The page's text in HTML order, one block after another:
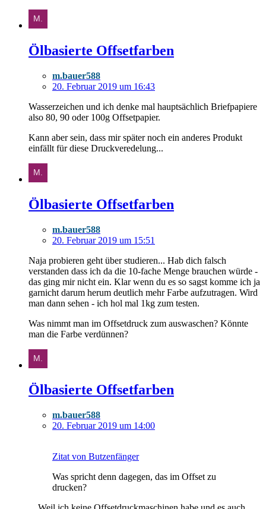
Ölbasierte Offsetfarben
m.bauer588
20. Februar 2019 um 16:43
Wasserzeichen und ich denke mal hauptsächlich Briefpapiere
also 80, 90 oder 100g Offsetpapier.
Kann aber sein, dass mir später noch ein anderes Produkt
einfällt für diese Druckveredelung...
Ölbasierte Offsetfarben
m.bauer588
20. Februar 2019 um 15:51
Naja probieren geht über studieren... Hab dich falsch
verstanden dass ich da die 10-fache Menge brauchen würde -
das ging mir nicht ein. Klar wenn du es so sagst komme ich ja
garnicht darum herum deutlich mehr Farbe aufzutragen. Wird
man dann sehen - ich hol mal 1kg zum testen.
Was nimmt man im Offsetdruck zum auswaschen? Könnte
man die Farbe verdünnen?
Ölbasierte Offsetfarben
m.bauer588
20. Februar 2019 um 14:00
Zitat von Butzenfänger
Was spricht denn dagegen, das im Offset zu
drucken?